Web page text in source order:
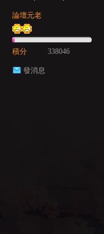
論壇元老
積分 338046
發消息